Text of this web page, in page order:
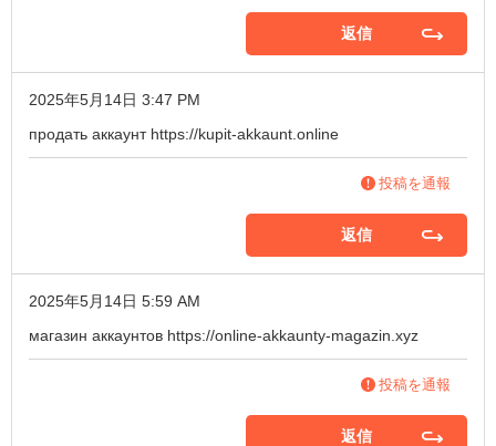
返信
2025年5月14日 3:47 PM
продать аккаунт https://kupit-akkaunt.online
投稿を通報
返信
2025年5月14日 5:59 AM
магазин аккаунтов https://online-akkaunty-magazin.xyz
投稿を通報
返信